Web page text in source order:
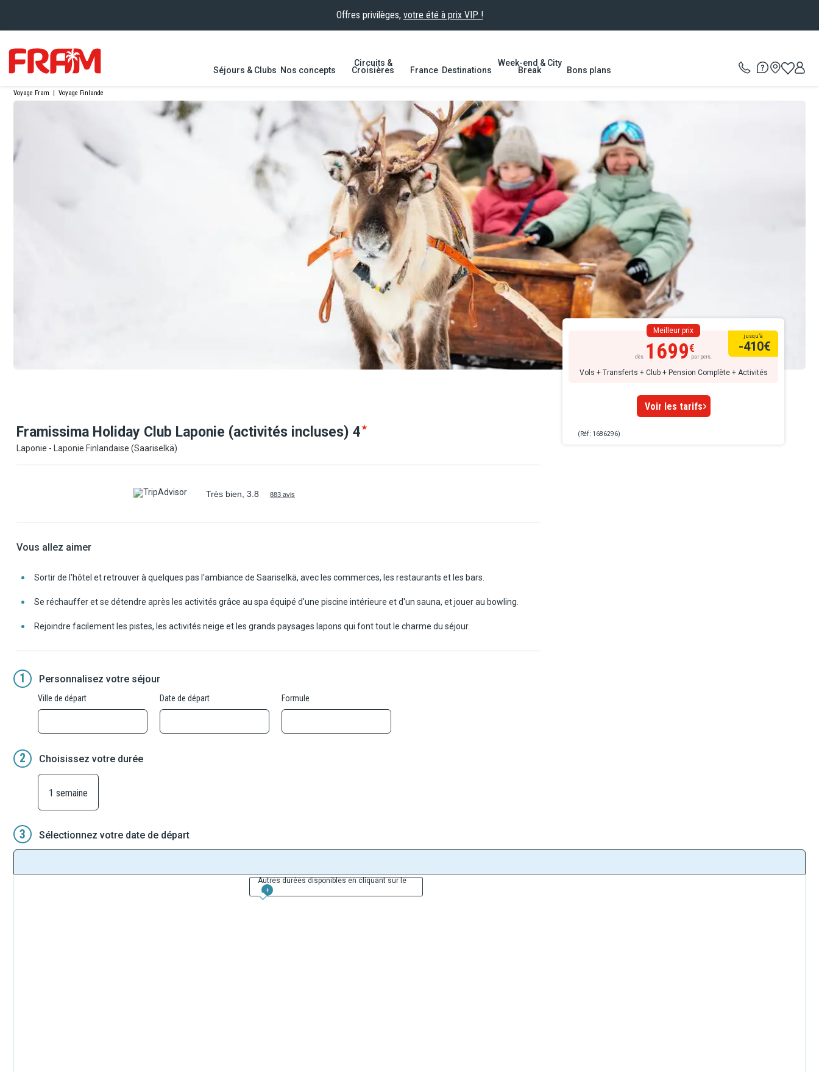
Offres privilèges, votre été à prix VIP !
Séjours & Clubs Nos concepts
Circuits &
Croisières France Destinations
Week-end & City
Break Bons plans
Voyage Fram | Voyage Finlande
Meilleur prix
dès 1699 par pers.
Vols + Transferts + Club + Pension Complète + Activités
jusqu’à
-410€
Voir les tarifs
(Réf : 1686296)
Framissima Holiday Club Laponie (activités incluses) 4
Laponie - Laponie Finlandaise (Saariselkä)
Très bien, 3.8 883 avis
Vous allez aimer
Sortir de l'hôtel et retrouver à quelques pas l'ambiance de Saariselkä, avec les commerces, les restaurants et les bars.
Se réchauffer et se détendre après les activités grâce au spa équipé d'une piscine intérieure et d'un sauna, et jouer au bowling.
Rejoindre facilement les pistes, les activités neige et les grands paysages lapons qui font tout le charme du séjour.
1 Personnalisez votre séjour
Ville de départ Date de départ Formule
2 Choisissez votre durée
1 semaine
3 Sélectionnez votre date de départ
Autres durées disponibles en cliquant sur le
+